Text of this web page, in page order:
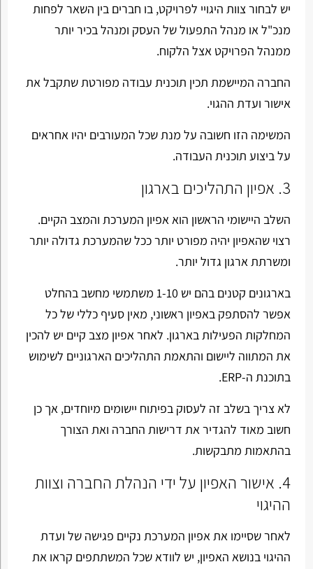
יש לבחור צוות היגויי לפרויקט, בו חברים בין השאר לפחות
מנכ"ל או מנהל התפעול של העסק ומנהל בכיר יותר
ממנהל הפרויקט אצל הלקוח.
החברה המיישמת תכין תוכנית עבודה מפורטת שתקבל את
אישור ועדת ההגוי.
המשימה הזו חשובה על מנת שכל המעורבים יהיו אחראים
על ביצוע תוכנית העבודה.
3. אפיון התהליכים בארגון
השלב היישומי הראשון הוא אפיון המערכת והמצב הקיים.
רצוי שהאפיון יהיה מפורט יותר ככל שהמערכת גדולה יותר
ומשרתת ארגון גדול יותר.
בארגונים קטנים בהם יש 1-10 משתמשי מחשב בהחלט
אפשר להסתפק באפיון ראשוני, מאין סעיף כללי של כל
המחלקות הפעילות בארגון. לאחר אפיון מצב קיים יש להכין
את המתווה ליישום והתאמת התהליכים הארגוניים לשימוש
בתוכנת ה-ERP
.
לא צריך בשלב זה לעסוק בפיתוח יישומים מיוחדים, אך כן
חשוב מאוד להגדיר את דרישות החברה ואת הצורך
בהתאמות מתבקשות.
4. אישור האפיון על ידי הנהלת החברה וצוות
ההיגוי
לאחר שסיימו את אפיון המערכת נקיים פגישה של ועדת
ההיגוי בנושא האפיון, יש לוודא שכל המשתתפים קראו את